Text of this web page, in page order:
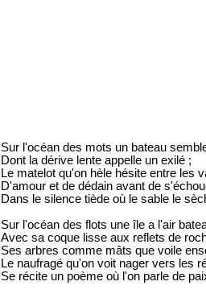
Sur l'océan des mots un bateau
Dont la dérive lente appelle un exilé ;
Le matelot qu'on hèle hésite entre les
D'amour et de dédain avant de
Dans le silence tiède où le sable le
Sur l'océan des flots une île a l'air
Avec sa coque lisse aux reflets de
Ses arbres comme mâts que voile
Le naufragé qu'on voit nager vers les
Se récite un poème où l'on parle de